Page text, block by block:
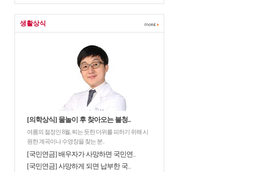
생활상식
[의학상식] 물놀이 후 찾아오는 불청..
여름의 절정인 8월, 찌는 듯한 더위를 피하기 위해 시
원한 계곡이나 수영장을 찾는 분..
[국민연금] 배우자가 사망하면 국민연..
[국민연금] 사망하게 되면 납부한 국..